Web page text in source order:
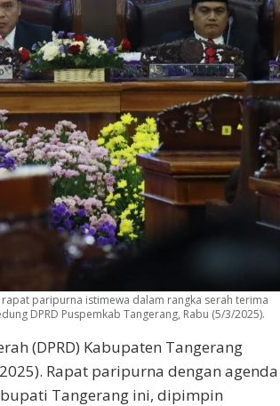
paripurna istimewa dalam rangka serah terima
DPRD Puspemkab Tangerang, Rabu (5/3/2025).
(DPRD) Kabupaten Tangerang
Rapat paripurna dengan agenda
Tangerang ini, dipimpin